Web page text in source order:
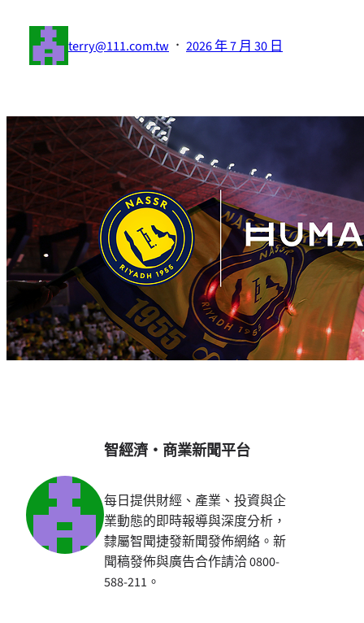
terry@111.com.tw · 2026 年 7 月 30 日
智經濟・商業新聞平台
每日提供財經、產業、投資與企
業動態的即時報導與深度分析，
隸屬智聞捷發新聞發佈網絡。新
聞稿發佈與廣告合作請洽 0800-
588-211。